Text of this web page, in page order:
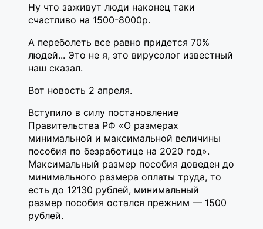
Ну что заживут люди наконец таки
счастливо на 1500-8000р.
А переболеть все равно придется 70%
людей... Это не я, это вирусолог известный
наш сказал.
Вот новость 2 апреля.
Вступило в силу постановление
Правительства РФ «О размерах
минимальной и максимальной величины
пособия по безработице на 2020 год».
Максимальный размер пособия доведен до
минимального размера оплаты труда, то
есть до 12130 рублей, минимальный
размер пособия остался прежним — 1500
рублей.